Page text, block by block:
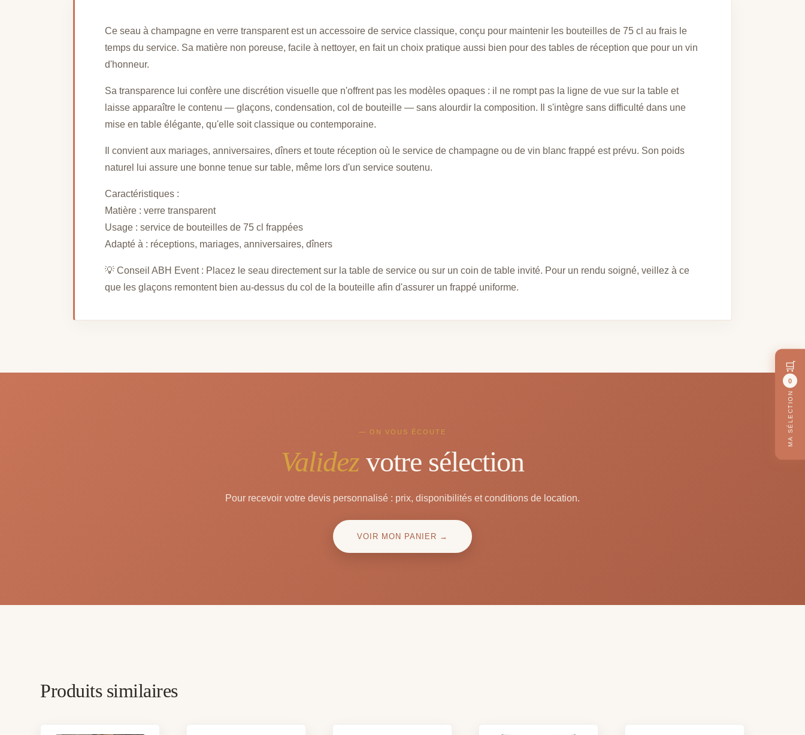
Ce seau à champagne en verre transparent est un accessoire de service classique, conçu pour maintenir les bouteilles de 75 cl au frais le
temps du service. Sa matière non poreuse, facile à nettoyer, en fait un choix pratique aussi bien pour des tables de réception que pour un vin
d'honneur.
Sa transparence lui confère une discrétion visuelle que n'offrent pas les modèles opaques : il ne rompt pas la ligne de vue sur la table et
laisse apparaître le contenu — glaçons, condensation, col de bouteille — sans alourdir la composition. Il s'intègre sans difficulté dans une
mise en table élégante, qu'elle soit classique ou contemporaine.
Il convient aux mariages, anniversaires, dîners et toute réception où le service de champagne ou de vin blanc frappé est prévu. Son poids
naturel lui assure une bonne tenue sur table, même lors d'un service soutenu.
Caractéristiques :
Matière : verre transparent
Usage : service de bouteilles de 75 cl frappées
Adapté à : réceptions, mariages, anniversaires, dîners
💡 Conseil ABH Event : Placez le seau directement sur la table de service ou sur un coin de table invité. Pour un rendu soigné, veillez à ce
que les glaçons remontent bien au-dessus du col de la bouteille afin d'assurer un frappé uniforme.
— ON VOUS ÉCOUTE
Validez votre sélection
Pour recevoir votre devis personnalisé : prix, disponibilités et conditions de location.
VOIR MON PANIER →
Produits similaires
🛒
0
MA SÉLECTION